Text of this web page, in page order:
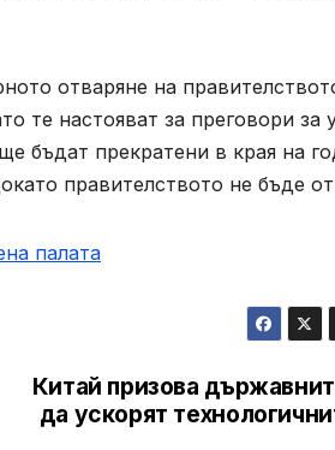
отваряне на
те настояват за преговори за
бъдат прекратени в края на
правителството не бъде
палaта
Китай призова
да ускорят